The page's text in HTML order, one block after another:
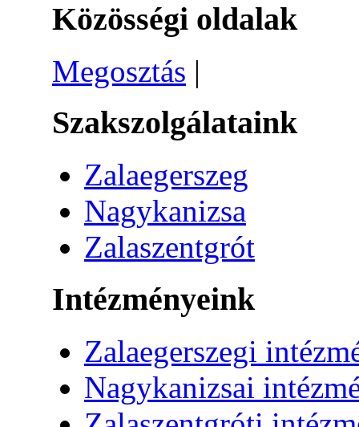
Közösségi oldalak
Megosztás |
Szakszolgálataink
Zalaegerszeg
Nagykanizsa
Zalaszentgrót
Intézményeink
Zalaegerszegi
Nagykanizsai